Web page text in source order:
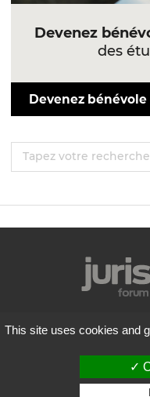
Devenez
des
Devenez bénévole
Conditions
This site uses cookies and
✓